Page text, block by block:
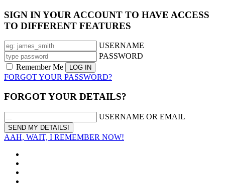
SIGN IN YOUR ACCOUNT TO HAVE ACCESS
TO DIFFERENT FEATURES
USERNAME
PASSWORD
Remember Me
FORGOT YOUR PASSWORD?
FORGOT YOUR DETAILS?
USERNAME OR EMAIL
AAH, WAIT, I REMEMBER NOW!